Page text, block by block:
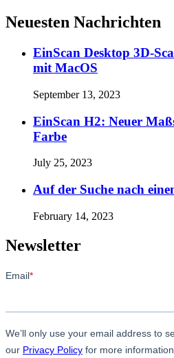
Neuesten Nachrichten
EinScan Desktop 3D-
mit MacOS
September 13, 2023
EinScan H2: Neuer
Farbe
July 25, 2023
Auf der Suche nach
February 14, 2023
Newsletter